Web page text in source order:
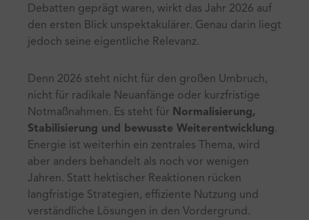
Debatten geprägt waren, wirkt das Jahr 2026 auf
den ersten Blick unspektakulärer. Genau darin liegt
jedoch seine eigentliche Relevanz.
Denn 2026 steht nicht für den großen Umbruch,
nicht für radikale Neuanfänge oder kurzfristige
Notmaßnahmen. Es steht für Normalisierung,
Stabilisierung und bewusste Weiterentwicklung.
Energie ist weiterhin ein zentrales Thema, wird
aber anders behandelt als noch vor wenigen
Jahren. Statt hektischer Reaktionen rücken
langfristige Strategien, effiziente Nutzung und
verständliche Lösungen in den Vordergrund.